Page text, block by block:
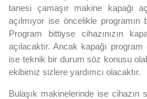
tanesi çamaşır makine kapağı
açılmıyor ise öncelikle programın
Program bittiyse cihazınızın
açılacaktır. Ancak kapağı program
ise teknik bir durum söz konusu
ekibimiz sizlere yardımcı olacaktır.
Bulaşık makinelerinde ise cihazın